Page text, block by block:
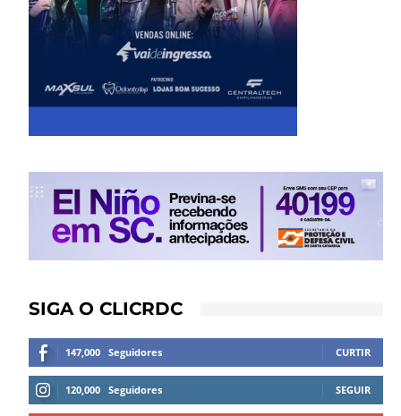
SIGA O CLICRDC
147,000 Seguidores CURTIR
120,000 Seguidores SEGUIR